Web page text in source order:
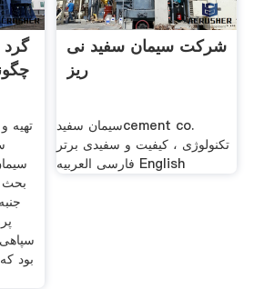
تهیه
بحث
بود
شرکت سیمان سفید نی
ریز
سیمان سفیدcement co.
تکنولوژی ، کیفیت و سفیدی برتر
فارسی العربیه English